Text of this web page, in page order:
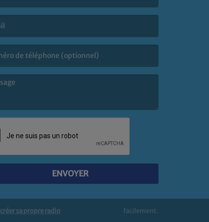
ENVOYER
créer sa propre radio facilement.